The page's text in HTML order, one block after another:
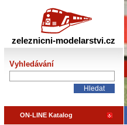
zeleznicni-modelarstvi.cz
Vyhledávání
ON-LINE Katalog